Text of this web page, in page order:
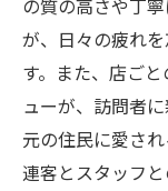
の質の高さや丁
が、日々の疲れ
す。また、店ご
ューが、訪問者
元の住民に愛さ
連客とスタッフ